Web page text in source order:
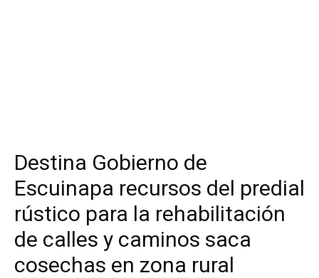
Destina Gobierno de
Escuinapa recursos del predial
rústico para la rehabilitación
de calles y caminos saca
cosechas en zona rural